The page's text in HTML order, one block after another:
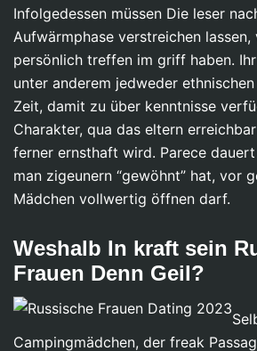
Infolgedessen müssen Die leser
Aufwärmphase verstreichen
persönlich treffen im griff haben.
unter anderem jedweder
Zeit, damit zu über kenntnisse
Charakter, qua das eltern
ferner ernsthaft wird. Parece
man zigeunern “gewöhnt” hat, vor
Mädchen vollwertig öffnen darf.
Weshalb In kraft sein
Frauen Denn Geil?
Campingmädchen, der freak